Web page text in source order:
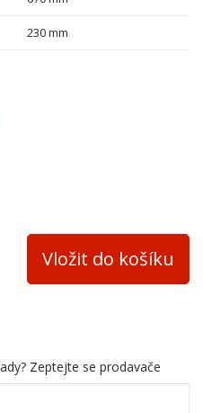
230 mm
Vložit do košíku
Zeptejte se prodavače